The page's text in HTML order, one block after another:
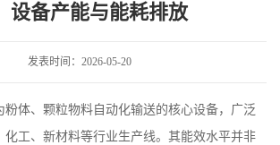
设备产能与能耗排放
发表时间：2026-05-20
粉体、颗粒物料自动化输送的核心设备，广泛
化工、新材料等行业生产线。其能效水平并非